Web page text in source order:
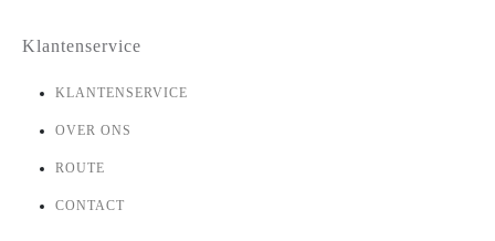
Klantenservice
KLANTENSERVICE
OVER ONS
ROUTE
CONTACT